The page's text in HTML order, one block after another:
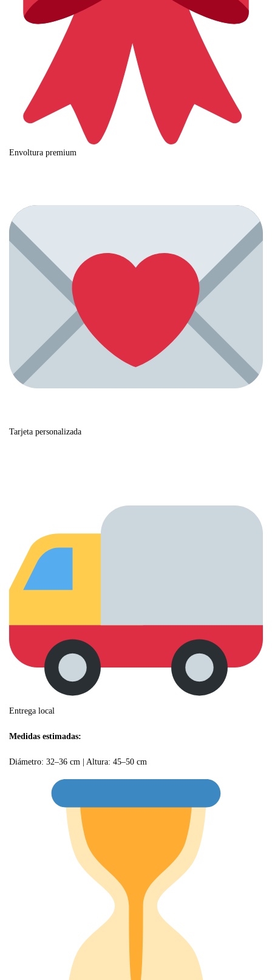
Envoltura premium
Tarjeta personalizada
Entrega local
Medidas estimadas:
Diámetro: 32–36 cm | Altura: 45–50 cm